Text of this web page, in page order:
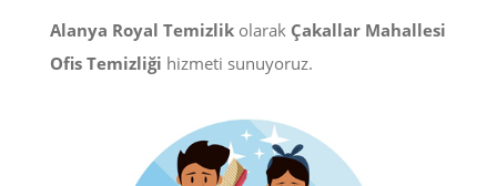
Alanya Royal Temizlik olarak Çakallar Mahallesi
Ofis Temizliği hizmeti sunuyoruz.